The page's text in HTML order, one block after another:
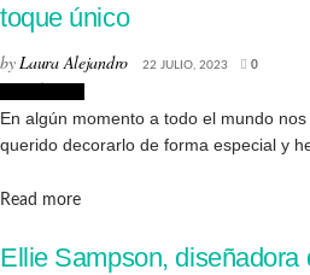
toque único
byLaura Alejandro 22 JULIO, 2023 0
En algún momento a todo el mundo
querido decorarlo de forma especial y
Read moreDetails
Ellie Sampson, diseñadora